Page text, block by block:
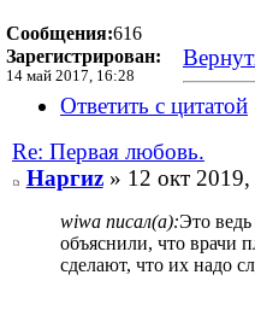
Сообщения:616
Зарегистрирован:
14 май 2017, 16:28
Ответить с цитатой
Re: Первая любовь.
Наргиz» 12 окт 2019,
wiwa писал(а):Это
объяснили, что врачи
сделают, что их надо